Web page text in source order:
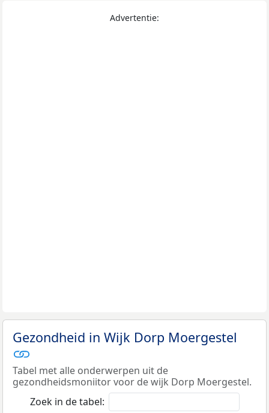
Advertentie:
Gezondheid in Wijk Dorp Moergestel
Tabel met alle onderwerpen uit de
gezondheidsmoniitor voor de wijk Dorp Moergestel.
Zoek in de tabel: